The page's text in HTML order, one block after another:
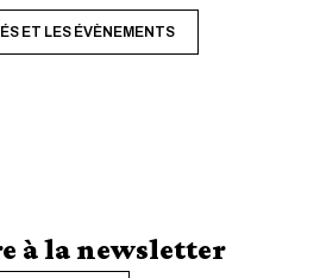
ET LES ÉVÈNEMENTS
à la newsletter